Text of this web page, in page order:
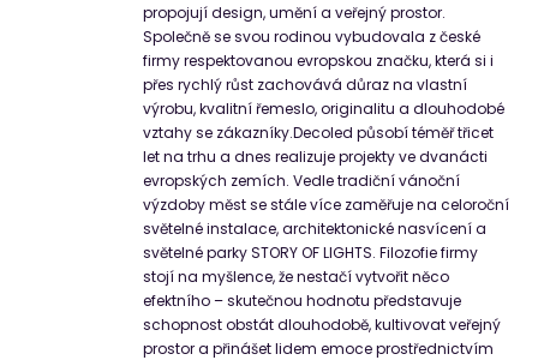
propojují design, umění a veřejný prostor.
Společně se svou rodinou vybudovala z české
firmy respektovanou evropskou značku, která si i
přes rychlý růst zachovává důraz na vlastní
výrobu, kvalitní řemeslo, originalitu a dlouhodobé
vztahy se zákazníky.Decoled působí téměř třicet
let na trhu a dnes realizuje projekty ve dvanácti
evropských zemích. Vedle tradiční vánoční
výzdoby měst se stále více zaměřuje na celoroční
světelné instalace, architektonické nasvícení a
světelné parky STORY OF LIGHTS. Filozofie firmy
stojí na myšlence, že nestačí vytvořit něco
efektního – skutečnou hodnotu představuje
schopnost obstát dlouhodobě, kultivovat veřejný
prostor a přinášet lidem emoce prostřednictvím